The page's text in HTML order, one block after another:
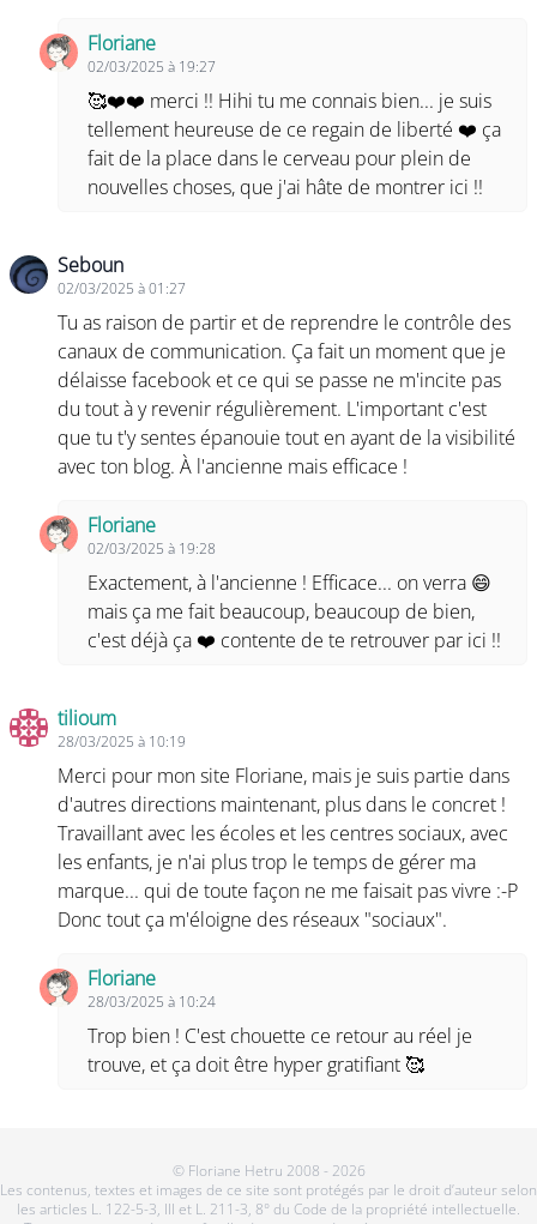
Floriane
02/03/2025 à 19:27
🥰❤️❤️ merci !! Hihi tu me connais bien... je suis
tellement heureuse de ce regain de liberté ❤️ ça
fait de la place dans le cerveau pour plein de
nouvelles choses, que j'ai hâte de montrer ici !!
Seboun
02/03/2025 à 01:27
Tu as raison de partir et de reprendre le contrôle des
canaux de communication. Ça fait un moment que je
délaisse facebook et ce qui se passe ne m'incite pas
du tout à y revenir régulièrement. L'important c'est
que tu t'y sentes épanouie tout en ayant de la visibilité
avec ton blog. À l'ancienne mais efficace !
Floriane
02/03/2025 à 19:28
Exactement, à l'ancienne ! Efficace... on verra 😄
mais ça me fait beaucoup, beaucoup de bien,
c'est déjà ça ❤️ contente de te retrouver par ici !!
tilioum
28/03/2025 à 10:19
Merci pour mon site Floriane, mais je suis partie dans
d'autres directions maintenant, plus dans le concret !
Travaillant avec les écoles et les centres sociaux, avec
les enfants, je n'ai plus trop le temps de gérer ma
marque... qui de toute façon ne me faisait pas vivre :-P
Donc tout ça m'éloigne des réseaux "sociaux".
Floriane
28/03/2025 à 10:24
Trop bien ! C'est chouette ce retour au réel je
trouve, et ça doit être hyper gratifiant 🥰
© Floriane Hetru 2008 - 2026
Les contenus, textes et images de ce site sont protégés par le droit d’auteur selon
les articles L. 122-5-3, III et L. 211-3, 8° du Code de la propriété intellectuelle.